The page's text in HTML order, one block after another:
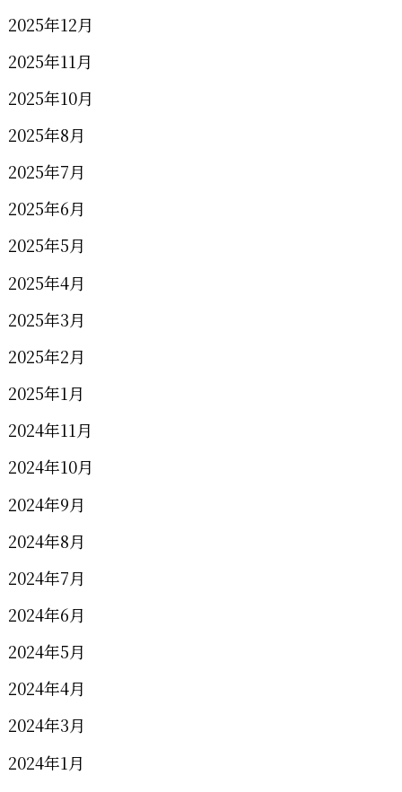
2025年12月
2025年11月
2025年10月
2025年8月
2025年7月
2025年6月
2025年5月
2025年4月
2025年3月
2025年2月
2025年1月
2024年11月
2024年10月
2024年9月
2024年8月
2024年7月
2024年6月
2024年5月
2024年4月
2024年3月
2024年1月